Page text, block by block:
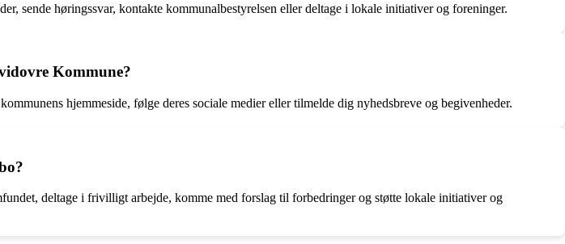
sende høringssvar, kontakte kommunalbestyrelsen eller deltage i lokale initiativer og foreninger.
Kommune?
hjemmeside, følge deres sociale medier eller tilmelde dig nyhedsbreve og begivenheder.
deltage i frivilligt arbejde, komme med forslag til forbedringer og støtte lokale initiativer og